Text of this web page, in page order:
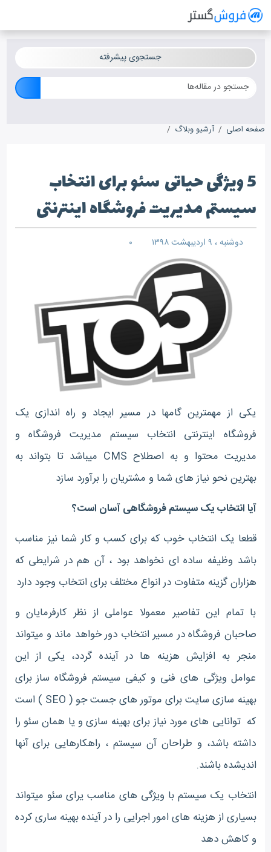
سیستم مدیریت فروش آنلاین
جستجوی پیشرفته
صفحه اصلی آرشیو وبلاگ
5 ویژگی حیاتی سئو برای انتخاب
سیستم مدیریت فروشگاه اینترنتی
دوشنبه ، ۹ اردیبهشت ۱۳۹۸
یکی از مهمترین گامها در مسیر ایجاد و راه اندازی یک
فروشگاه اینترنتی انتخاب سیستم مدیریت فروشگاه و
مدیریت محتوا و به اصطلاح CMS میباشد تا بتواند به
بهترین نحو نیاز های شما و مشتریان را برآورد سازد
آیا انتخاب یک سیستم فروشگاهی آسان است؟
قطعا یک انتخاب خوب که برای کسب و کار شما نیز مناسب
باشد وظیفه ساده ای نخواهد بود ، آن هم در شرایطی که
هزاران گزینه متفاوت در انواع مختلف برای انتخاب وجود دارد
با تمام این تفاصیر معمولا عواملی از نظر کارفرمایان و
صاحبان فروشگاه در مسیر انتخاب دور خواهد ماند و میتواند
منجر به افزایش هزینه ها در آینده گردد، یکی از این
عوامل ویژگی های فنی و کیفی سیستم فروشگاه ساز برای
بهینه سازی سایت برای موتور های جست جو ( SEO ) است
که توانایی های مورد نیاز برای بهینه سازی و یا همان سئو را
داشته باشد، و طراحان آن سیستم ، راهکارهایی برای آنها
اندیشده باشند.
انتخاب یک سیستم با ویژگی های مناسب یرای سئو میتواند
بسیاری از هزینه های امور اجرایی را در آینده بهینه ساری کرده
و کاهش دهد